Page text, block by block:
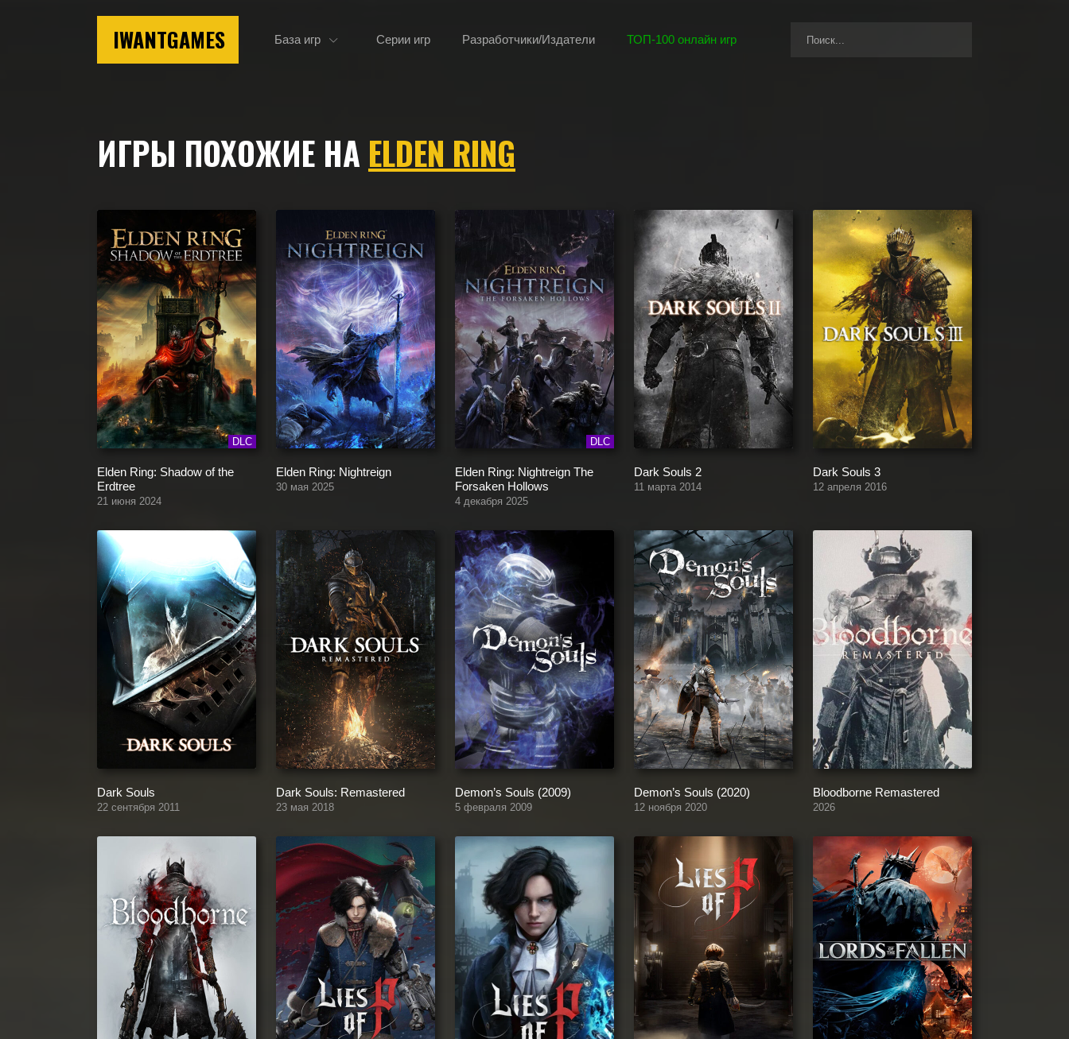
IWANTGAMES База игр Серии игр Разработчики/Издатели ТОП-100 онлайн игр
ИГРЫ ПОХОЖИЕ НА ELDEN RING
Подборка игр, похожих на Elden Ring по геймплею, камере, сеттингу, атмосфере и напоминающие Elden Ring, а также игры, которые могут вам понравиться.
DLC
Elden Ring: Shadow of the
Erdtree
21 июня 2024
Elden Ring: Nightreign
30 мая 2025
DLC
Elden Ring: Nightreign The
Forsaken Hollows
4 декабря 2025
Dark Souls 2
11 марта 2014
Dark Souls 3
12 апреля 2016
Dark Souls
22 сентября 2011
Dark Souls: Remastered
23 мая 2018
Demon’s Souls (2009)
5 февраля 2009
Demon’s Souls (2020)
12 ноября 2020
Bloodborne Remastered
2026